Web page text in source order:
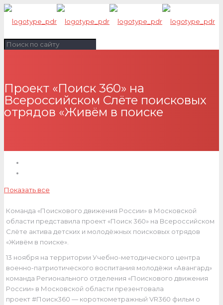
Проект «Поиск 360» на
Всероссийском Слёте поисковых
отрядов «Живём в поиске
Показать все
Команда «Поискового движения России» в Московской
области представила проект «Поиск 360» на Всероссийском
Слёте актива детских и молодёжных поисковых отрядов
«Живём в поиске».
13 ноября на территории Учебно-методического центра
военно-патриотического воспитания молодёжи «Авангард»
команда Регионального отделения «Поискового движения
России» в Московской области презентовала
проект #Поиск360 — короткометражный VR360 фильм о